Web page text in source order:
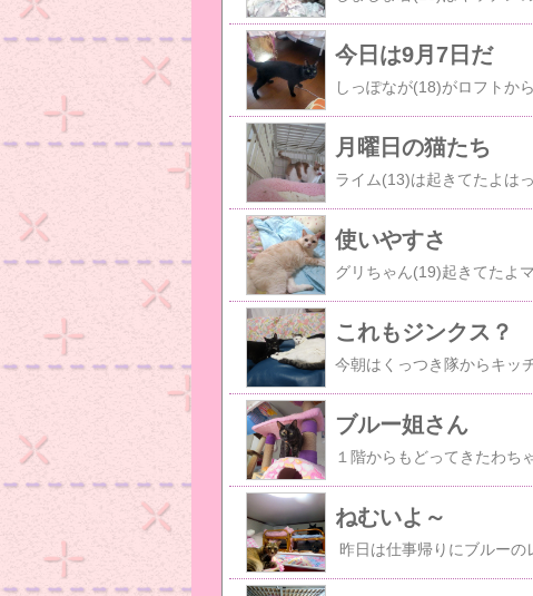
今日は9月7日だ
月曜日の猫たち
使いやすさ
これもジンクス？
ブルー姐さん
ねむいよ～